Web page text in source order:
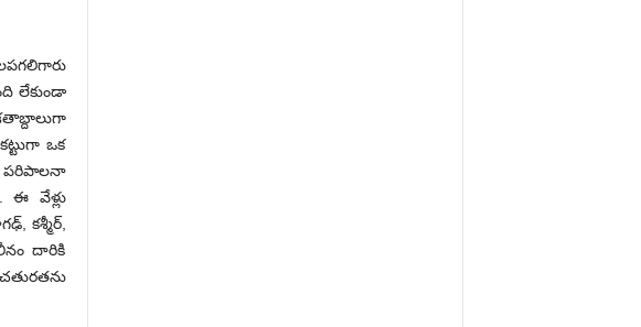
లేకుండా
ఒక
పరిపాలనా
ఈ వేళ్లు
కశ్మీర్‌,
దారికి